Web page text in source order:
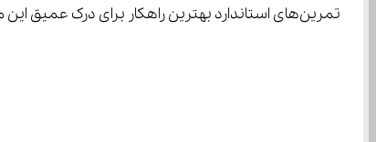
تمرین‌های استاندارد بهترین راهکار برای درک عمیق این مباحث است.